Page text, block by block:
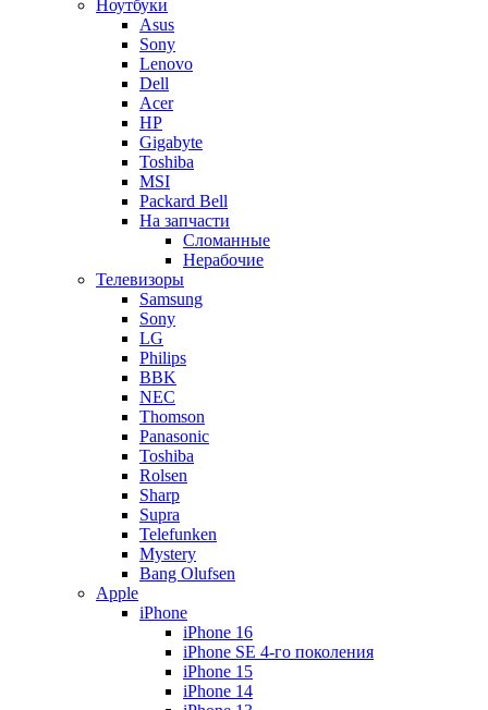
Ноутбуки
Asus
Sony
Lenovo
Dell
Acer
HP
Gigabyte
Toshiba
MSI
Packard Bell
На запчасти
Сломанные
Нерабочие
Телевизоры
Samsung
Sony
LG
Philips
BBK
NEC
Thomson
Panasonic
Toshiba
Rolsen
Sharp
Supra
Telefunken
Mystery
Bang Olufsen
Apple
iPhone
iPhone 16
iPhone SE 4-го поколения
iPhone 15
iPhone 14